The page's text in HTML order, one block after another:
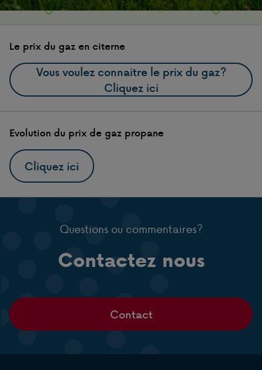
Le prix du gaz en citerne
Vous voulez connaitre le prix du gaz?
Cliquez ici
Evolution du prix de gaz propane
Cliquez ici
Questions ou commentaires?
Contactez nous
Contact